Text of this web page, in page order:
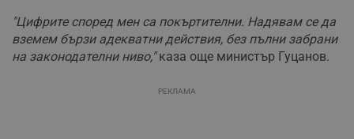
"Цифрите според мен са покъртителни. Надявам се да
вземем бързи адекватни действия, без пълни забрани
на законодателни ниво,"каза още министър Гуцанов.
РЕКЛАМА